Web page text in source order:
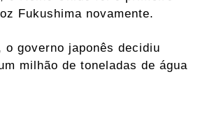
Fukushima novamente.
o governo japonês decidiu
milhão de toneladas de água